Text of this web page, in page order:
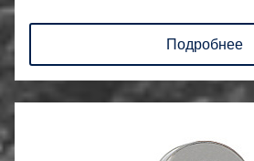
Подробнее